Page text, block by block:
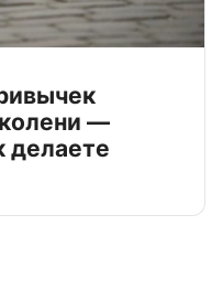
—
делаете